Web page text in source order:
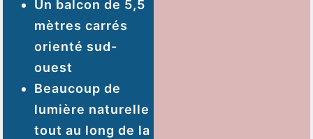
Un balcon de 5,5
mètres carrés
orienté sud-
ouest
Beaucoup de
lumière naturelle
tout au long de la